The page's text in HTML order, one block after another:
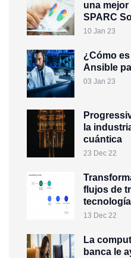
una
SPARC
10 Jan 23
¿Cómo
Ansible
03 Jan 23
la
cuántica
23 Dec 22
flujos de
13 Dec 22
La
banca le